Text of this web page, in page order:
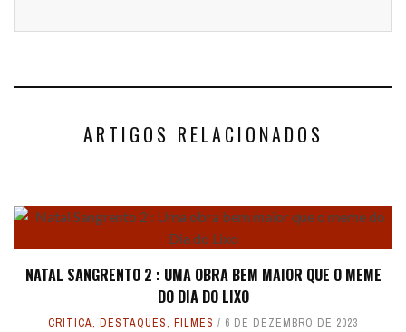
ARTIGOS RELACIONADOS
NATAL SANGRENTO 2 : UMA OBRA BEM MAIOR QUE O MEME
DO DIA DO LIXO
CRÍTICA, DESTAQUES, FILMES 6 DE DEZEMBRO DE 2023